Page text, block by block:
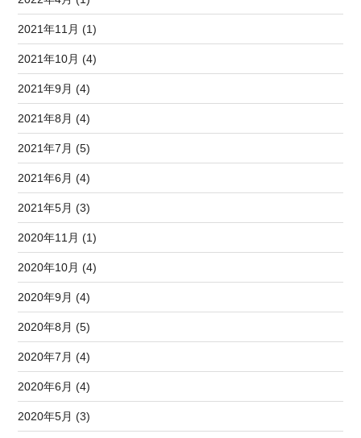
2021年11月 (1)
2021年10月 (4)
2021年9月 (4)
2021年8月 (4)
2021年7月 (5)
2021年6月 (4)
2021年5月 (3)
2020年11月 (1)
2020年10月 (4)
2020年9月 (4)
2020年8月 (5)
2020年7月 (4)
2020年6月 (4)
2020年5月 (3)